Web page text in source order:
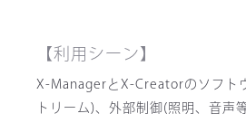
【利用シーン】
X-ManagerとX-Creatorのソフト
トリーム)、外部制御(照明、音